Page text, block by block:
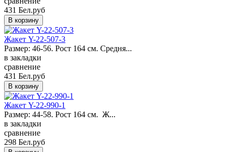
431 Бел.руб
Жакет Y-22-507-3
Размер: 46-56. Рост 164 см. Средня...
в закладки
сравнение
431 Бел.руб
Жакет Y-22-990-1
Размер: 44-58. Рост 164 см. Ж...
в закладки
сравнение
298 Бел.руб